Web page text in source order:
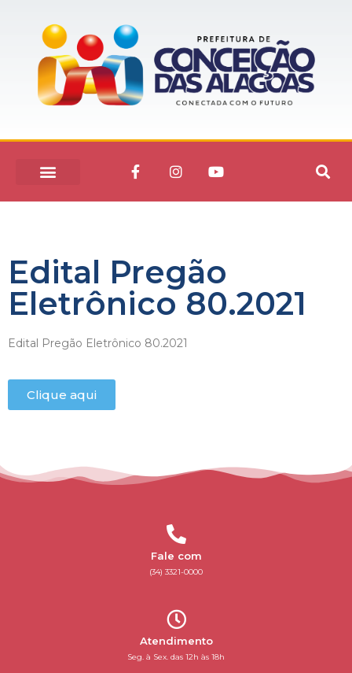
Edital Pregão
Eletrônico 80.2021
Edital Pregão Eletrônico 80.2021
Clique aqui
Fale com
(34) 3321-0000
Atendimento
Seg. à Sex. das 12h às 18h